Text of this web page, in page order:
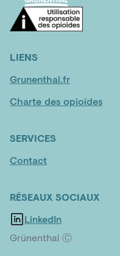
LIENS
Grunenthal.fr
Charte des opioïdes
SERVICES
Contact
RÉSEAUX SOCIAUX
LinkedIn
Grünenthal Ⓒ